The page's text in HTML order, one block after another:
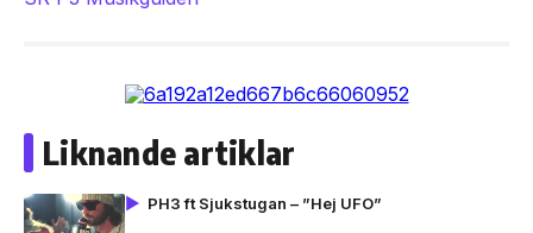
Liknande artiklar
PH3 ft Sjukstugan – ”Hej UFO”